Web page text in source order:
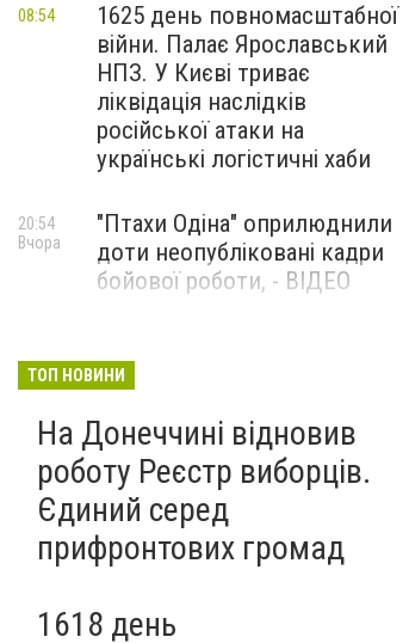
1625 день повномасштабної
війни. Палає Ярославський
НПЗ. У Києві триває
ліквідація наслідків
російської атаки на
українські логістичні хаби
08:54
"Птахи Одіна" оприлюднили
доти неопубліковані кадри
бойової роботи, - ВІДЕО
20:54
Вчора
Бєдняков зіграє тата
новому українському
фільмі, - ФОТО
Вчора
ТОП НОВИНИ
На Донеччині відновив
роботу Реєстр виборців.
Єдиний серед
прифронтових громад
1618 день